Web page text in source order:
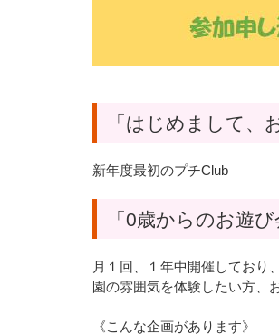
「はじめまして、
新年度最初のプチClub
「0歳からのお遊
月１回、１年中開催しており
園の雰囲気を体験したい方、
《こんな企画があります》